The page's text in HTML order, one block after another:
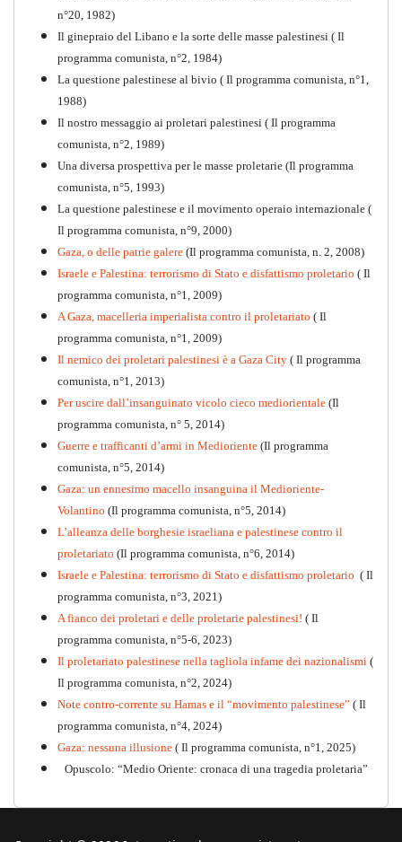
1917-2017 Ieri Oggi Domani
PDF Quaderno n°9
Per la difesa intransigente
n°20, 1982)
Il ginepraio del Libano e la sorte delle masse palestinesi ( Il
programma comunista, n°2, 1984)
La questione palestinese al bivio ( Il programma comunista, n°1,
1988)
Il nostro messaggio ai proletari palestinesi ( Il programma
comunista, n°2, 1989)
Una diversa prospettiva per le masse proletarie (Il programma
comunista, n°5, 1993)
La questione palestinese e il movimento operaio internazionale (
Il programma comunista, n°9, 2000)
Gaza, o delle patrie galere (Il programma comunista, n. 2, 2008)
Israele e Palestina: terrorismo di Stato e disfattismo proletario ( Il
programma comunista, n°1, 2009)
A Gaza, macelleria imperialista contro il proletariato ( Il
programma comunista, n°1, 2009)
Il nemico dei proletari palestinesi è a Gaza City ( Il programma
comunista, n°1, 2013)
Per uscire dall’insanguinato vicolo cieco mediorientale (Il
programma comunista, n° 5, 2014)
Guerre e trafficanti d’armi in Medioriente (Il programma
comunista, n°5, 2014)
Gaza: un ennesimo macello insanguina il Medioriente-
Volantino (Il programma comunista, n°5, 2014)
L’alleanza delle borghesie israeliana e palestinese contro il
proletariato (Il programma comunista, n°6, 2014)
Israele e Palestina: terrorismo di Stato e disfattismo proletario ( Il
programma comunista, n°3, 2021)
A fianco dei proletari e delle proletarie palestinesi! ( Il
programma comunista, n°5-6, 2023)
Il proletariato palestinese nella tagliola infame dei nazionalismi (
Il programma comunista, n°2, 2024)
Note contro-corrente su Hamas e il “movimento palestinese” ( Il
programma comunista, n°4, 2024)
Gaza: nessuna illusione ( Il programma comunista, n°1, 2025)
Opuscolo: “Medio Oriente: cronaca di una tragedia proletaria”